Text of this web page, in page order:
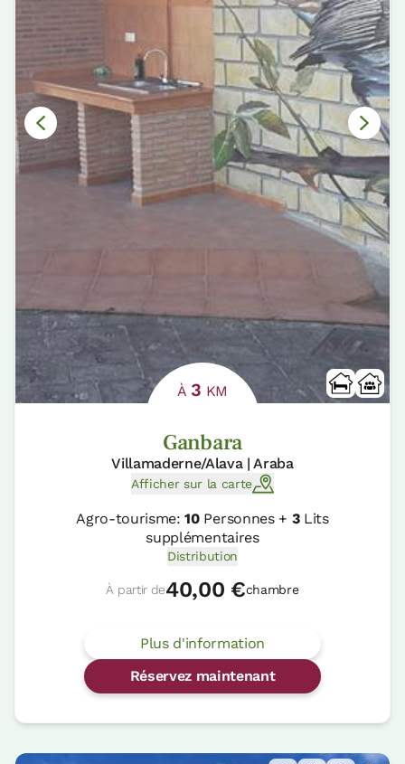
À 3 KM
Ganbara
Villamaderne/Alava | Araba
Afficher sur la carte
Agro-tourisme:10Personnes + 3Lits
supplémentaires
Distribution
À partir de40,00 €chambre
Plus d'information
Réservez maintenant